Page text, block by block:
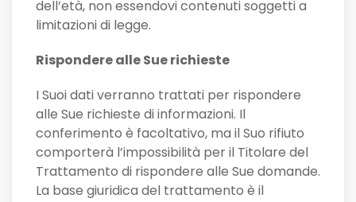
dell’età, non essendovi contenuti soggetti a
limitazioni di legge.
Rispondere alle Sue richieste
I Suoi dati verranno trattati per rispondere
alle Sue richieste di informazioni. Il
conferimento è facoltativo, ma il Suo rifiuto
comporterà l’impossibilità per il Titolare del
Trattamento di rispondere alle Sue domande.
La base giuridica del trattamento è il